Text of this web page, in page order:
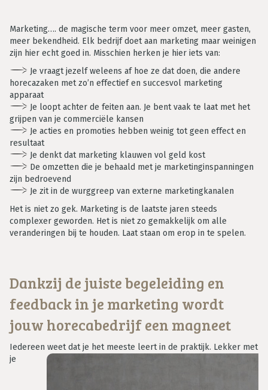
Marketing…. de magische term voor meer omzet, meer gasten,
meer bekendheid. Elk bedrijf doet aan marketing maar weinigen
zijn hier echt goed in. Misschien herken je hier iets van:
Je vraagt jezelf weleens af hoe ze dat doen, die andere
horecazaken met zo’n effectief en succesvol marketing
apparaat
Je loopt achter de feiten aan. Je bent vaak te laat met het
grijpen van je commerciële kansen
Je acties en promoties hebben weinig tot geen effect en
resultaat
Je denkt dat marketing klauwen vol geld kost
De omzetten die je behaald met je marketinginspanningen
zijn bedroevend
Je zit in de wurggreep van externe marketingkanalen
Het is niet zo gek. Marketing is de laatste jaren steeds
complexer geworden. Het is niet zo gemakkelijk om alle
veranderingen bij te houden. Laat staan om erop in te spelen.
Dankzij de juiste begeleiding en
feedback in je marketing wordt
jouw horecabedrijf een magneet
Iedereen weet dat je het meeste leert in de praktijk. Lekker met
je